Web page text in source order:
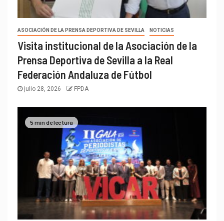
ASOCIACIÓN DE LA PRENSA DEPORTIVA DE SEVILLA NOTICIAS
Visita institucional de la Asociación de la
Prensa Deportiva de Sevilla a la Real
Federación Andaluza de Fútbol
julio 28, 2026 FPDA
5 min de lectura